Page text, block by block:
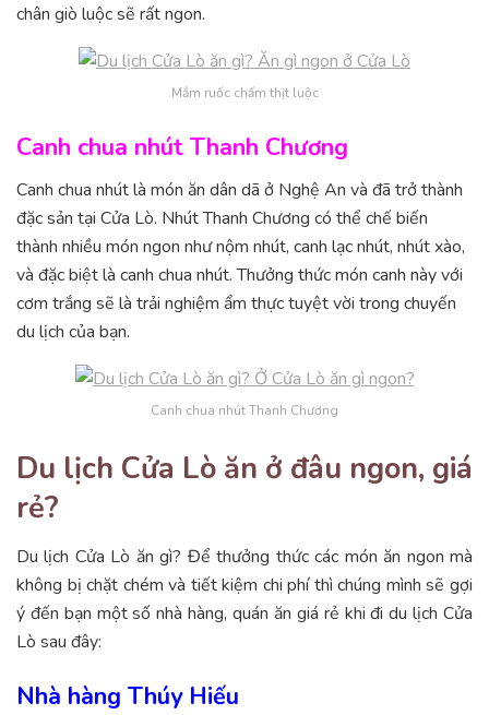
chân giò luộc sẽ rất ngon.
Mắm ruốc chấm thịt luộc
Canh chua nhút Thanh Chương
Canh chua nhút là món ăn dân dã ở Nghệ An và đã trở thành
đặc sản tại Cửa Lò. Nhút Thanh Chương có thể chế biến
thành nhiều món ngon như nộm nhút, canh lạc nhút, nhút xào,
và đặc biệt là canh chua nhút. Thưởng thức món canh này với
cơm trắng sẽ là trải nghiệm ẩm thực tuyệt vời trong chuyến
du lịch của bạn.
Canh chua nhút Thanh Chương
Du lịch Cửa Lò ăn ở đâu ngon, giá
rẻ?
Du lịch Cửa Lò ăn gì? Để thưởng thức các món ăn ngon mà
không bị chặt chém và tiết kiệm chi phí thì chúng mình sẽ gợi
ý đến bạn một số nhà hàng, quán ăn giá rẻ khi đi du lịch Cửa
Lò sau đây:
Nhà hàng Thúy Hiếu